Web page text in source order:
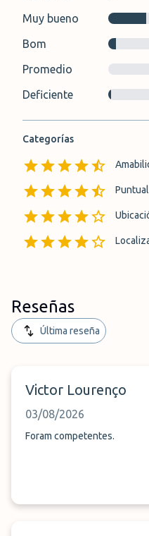
Muy bueno
Bom
Promedio
Deficiente
Categorías
Reseñas
Última reseña
Victor Lourenço
03/08/2026
Foram competentes.